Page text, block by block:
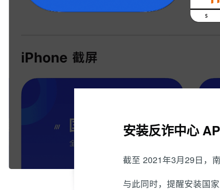
安装反诈中心
截至 2021年3月29日，
与此同时，提醒安装国